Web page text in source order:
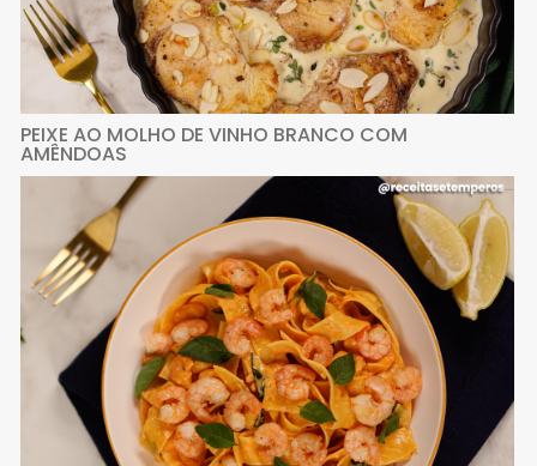
PEIXE AO MOLHO DE VINHO BRANCO COM
AMÊNDOAS